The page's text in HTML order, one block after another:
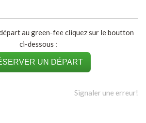
au green-fee cliquez sur le boutton
ci-dessous :
UN DÉPART
Signaler une erreur!